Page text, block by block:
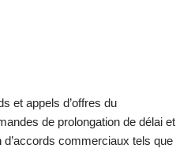
et appels d’offres du
de prolongation de délai et
commerciaux tels que